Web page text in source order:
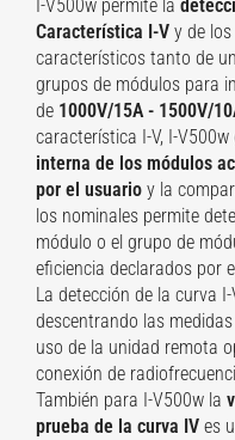
I-V500w permite la
Característica I-V y de
característicos tanto de
grupos de módulos para
de 1000V/15A - 1500V/
característica I-V, I-
interna de los módulos
por el usuario y la
los nominales permite
módulo o el grupo de
eficiencia declarados por
La detección de la curva
descentrando las
uso de la unidad remota
conexión de
También para I-V500w la
prueba de la curva IV es